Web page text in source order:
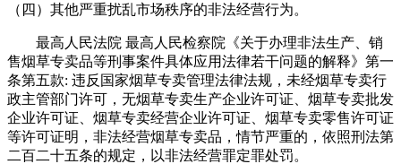
（四）其他严重扰乱市场秩序的非法经营行为。
最高人民法院 最高人民检察院《关于办理非法生产、销
售烟草专卖品等刑事案件具体应用法律若干问题的解释》第一
条第五款: 违反国家烟草专卖管理法律法规，未经烟草专卖行
政主管部门许可，无烟草专卖生产企业许可证、烟草专卖批发
企业许可证、烟草专卖经营企业许可证、烟草专卖零售许可证
等许可证明，非法经营烟草专卖品，情节严重的，依照刑法第
二百二十五条的规定，以非法经营罪定罪处罚。